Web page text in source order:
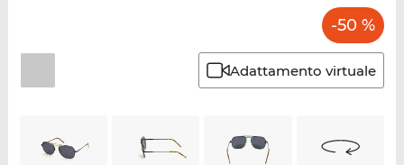
-50 %
Adattamento virtuale